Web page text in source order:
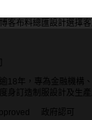
博客布料總匯設計選擇
18年，專為金融機構
身訂造制服設計及生產
政府認可